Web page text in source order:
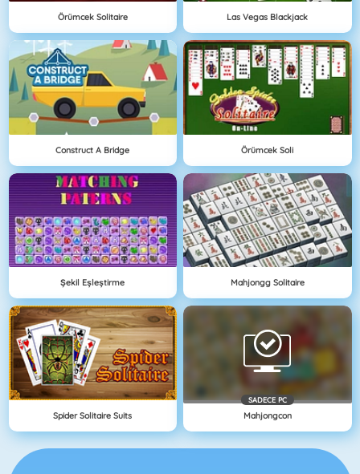
Örümcek Solitaire Las Vegas Blackjack
Construct A Bridge Örümcek Soli
Şekil Eşleştirme Mahjongg Solitaire
Spider Solitaire Suits
SADECE PC
Mahjongcon